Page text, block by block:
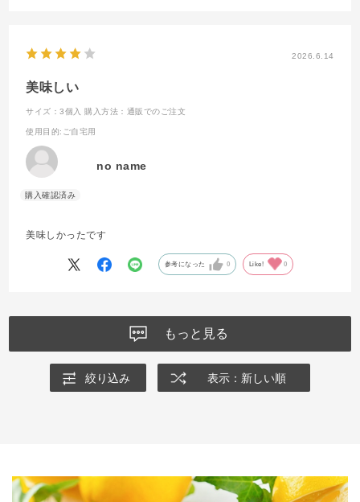
2026.6.14
美味しい
サイズ：3個入 購入方法：通販でのご注文
使用目的:ご自宅用
no name
美味しかったです
参考になった 0 Like! 0
もっと見る
絞り込み 表示：新しい順